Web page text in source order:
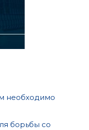
необходимо
борьбы со